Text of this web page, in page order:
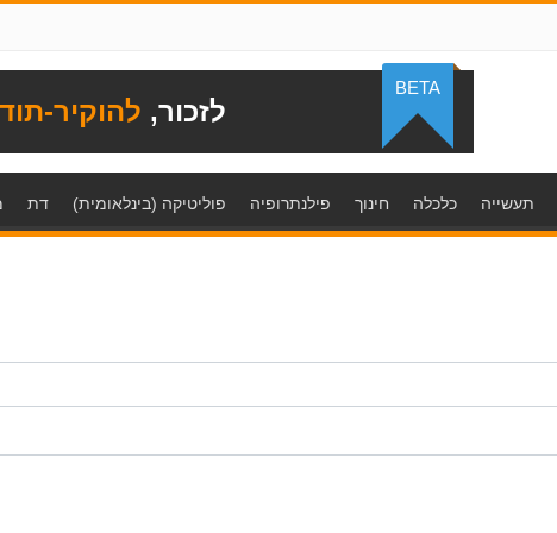
לזכור, להוקיר-
BETA
תעשייה כלכלה חינוך פילנתרופיה פוליטיקה (בינלאומית) דת